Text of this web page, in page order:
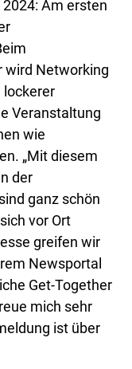
2024: Am ersten
wird Networking
lockerer
Veranstaltung
wie
„Mit diesem
der
ganz schön
vor Ort
greifen wir
Newsportal
Get-Together
mich sehr
ist über